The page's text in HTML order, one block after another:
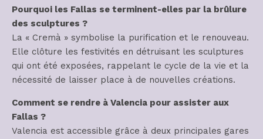
Pourquoi les Fallas se terminent-elles par la brûlure
des sculptures ?
La « Cremà » symbolise la purification et le renouveau.
Elle clôture les festivités en détruisant les sculptures
qui ont été exposées, rappelant le cycle de la vie et la
nécessité de laisser place à de nouvelles créations.
Comment se rendre à Valencia pour assister aux
Fallas ?
Valencia est accessible grâce à deux principales gares